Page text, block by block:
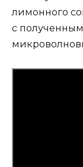
лимонного
с полученным